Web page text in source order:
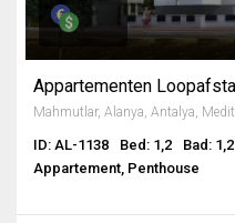
ID: AL-1138 Bed: 1,2 Bad: 1,2
Appartement, Penthouse